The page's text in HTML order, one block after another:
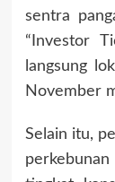
sentra
“Investor
langsung
November
Selain itu,